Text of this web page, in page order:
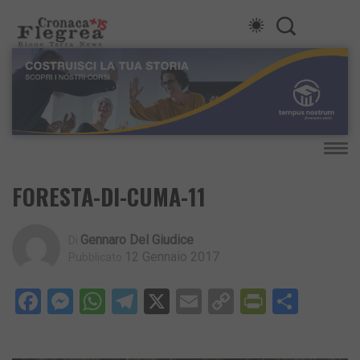
FORESTA-DI-CUMA-11
Gennaro Del Giudice
12 Gennaio 2017
Facebook
Messenger
WhatsApp
Telegram
X EmailCopy